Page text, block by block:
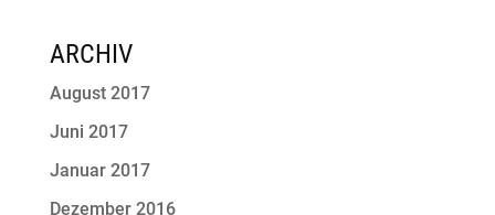
ARCHIV
August 2017
Juni 2017
Januar 2017
Dezember 2016